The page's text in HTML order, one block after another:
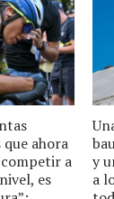
ahora
a
es
y
a